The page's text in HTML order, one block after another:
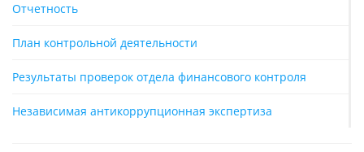
Отчетность
План контрольной деятельности
Результаты проверок отдела финансового контроля
Независимая антикоррупционная экспертиза